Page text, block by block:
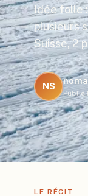
Idée folle
plusieurs
Suisse, 2
NS
Publié
LE RÉCIT